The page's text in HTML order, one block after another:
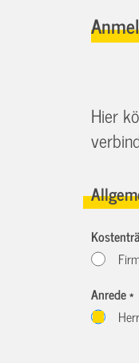
Hier
Anrede *
Herr